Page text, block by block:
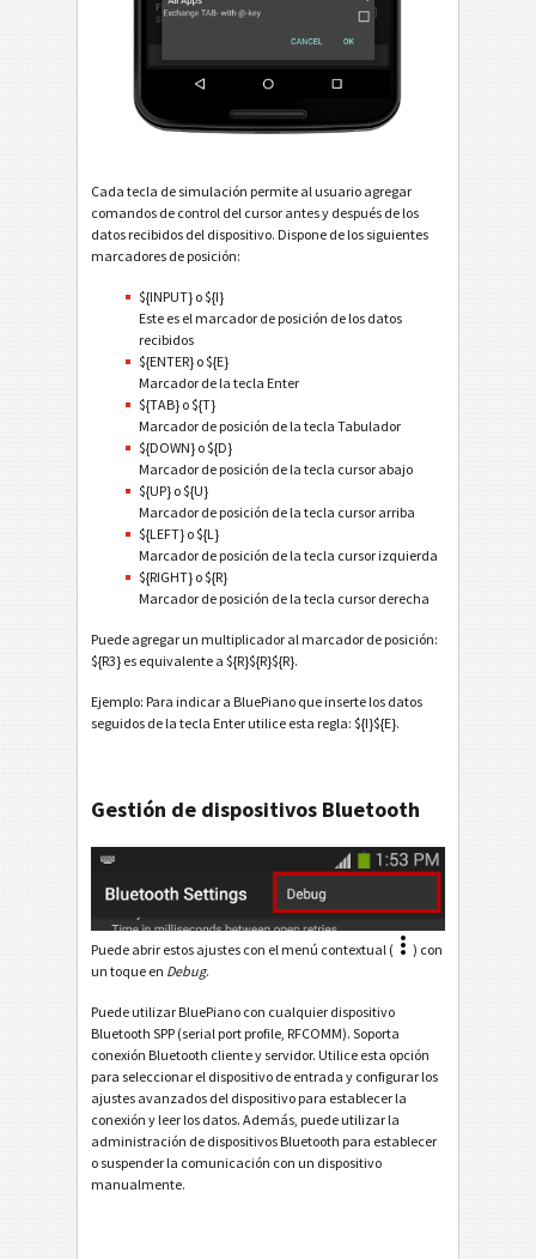
Cada tecla de simulación permite al usuario agregar
comandos de control del cursor antes y después de los
datos recibidos del dispositivo. Dispone de los siguientes
marcadores de posición:
${INPUT} o ${I}
Este es el marcador de posición de los datos
recibidos
${ENTER} o ${E}
Marcador de la tecla Enter
${TAB} o ${T}
Marcador de posición de la tecla Tabulador
${DOWN} o ${D}
Marcador de posición de la tecla cursor abajo
${UP} o ${U}
Marcador de posición de la tecla cursor arriba
${LEFT} o ${L}
Marcador de posición de la tecla cursor izquierda
${RIGHT} o ${R}
Marcador de posición de la tecla cursor derecha
Puede agregar un multiplicador al marcador de posición:
${R3} es equivalente a ${R}${R}${R}.
Ejemplo: Para indicar a BluePiano que inserte los datos
seguidos de la tecla Enter utilice esta regla: ${I}${E}.
Gestión de dispositivos Bluetooth
Puede abrir estos ajustes con el menú contextual (
) con
un toque en Debug.
Puede utilizar BluePiano con cualquier dispositivo
Bluetooth SPP (serial port profile, RFCOMM). Soporta
conexión Bluetooth cliente y servidor. Utilice esta opción
para seleccionar el dispositivo de entrada y configurar los
ajustes avanzados del dispositivo para establecer la
conexión y leer los datos. Además, puede utilizar la
administración de dispositivos Bluetooth para establecer
o suspender la comunicación con un dispositivo
manualmente.